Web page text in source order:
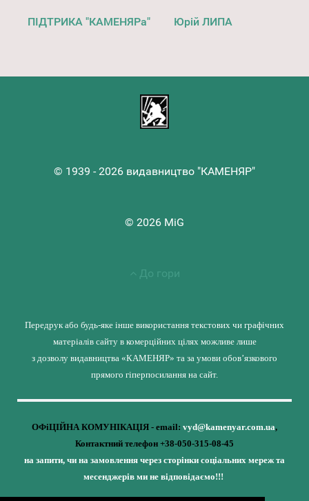
ПІДТРИКА "КАМЕНЯРа" Юрій ЛИПА
© 1939 - 2026 видавництво "КАМЕНЯР"
© 2026 MiG
До гори
Передрук або будь-яке інше використання текстових чи графічних
матеріалів сайту в комерційних цілях можливе лише
з дозволу видавництва «КАМЕНЯР» та за умови обов’язкового
прямого гіперпосилання на сайт.
ОФіЦІЙНА КОМУНІКАЦІЯ - email: vyd@kamenyar.com.ua,
Контактний телефон +38-050-315-08-45
на запити, чи на замовлення через сторінки соціальних мереж та
месенджерів ми не відповідаємо!!!